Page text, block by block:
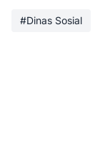
#Dinas Sosial